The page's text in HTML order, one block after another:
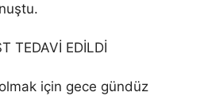
TEDAVİ EDİLDİ
için gece gündüz